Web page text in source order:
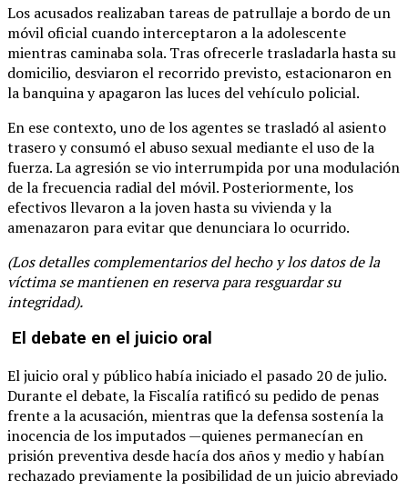
Los acusados realizaban tareas de patrullaje a bordo de un
móvil oficial cuando interceptaron a la adolescente
mientras caminaba sola. Tras ofrecerle trasladarla hasta su
domicilio, desviaron el recorrido previsto, estacionaron en
la banquina y apagaron las luces del vehículo policial.
En ese contexto, uno de los agentes se trasladó al asiento
trasero y consumó el abuso sexual mediante el uso de la
fuerza. La agresión se vio interrumpida por una modulación
de la frecuencia radial del móvil. Posteriormente, los
efectivos llevaron a la joven hasta su vivienda y la
amenazaron para evitar que denunciara lo ocurrido.
(Los detalles complementarios del hecho y los datos de la
víctima se mantienen en reserva para resguardar su
integridad).
El debate en el juicio oral
El juicio oral y público había iniciado el pasado 20 de julio.
Durante el debate, la Fiscalía ratificó su pedido de penas
frente a la acusación, mientras que la defensa sostenía la
inocencia de los imputados —quienes permanecían en
prisión preventiva desde hacía dos años y medio y habían
rechazado previamente la posibilidad de un juicio abreviado